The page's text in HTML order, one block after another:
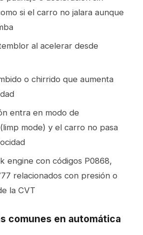
si el carro no jalara aunque
al acelerar desde
o chirrido que aumenta
entra en modo de
mode) y el carro no pasa
engine con códigos P0868,
relacionados con presión o
la CVT
comunes en automática